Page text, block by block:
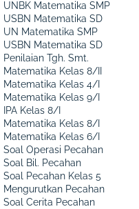
UNBK Matematika SMP
USBN Matematika SD
UN Matematika SMP
USBN Matematika SD
Penilaian Tgh. Smt.
Matematika Kelas 8/II
Matematika Kelas 4/I
Matematika Kelas 9/I
IPA Kelas 8/I
Matematika Kelas 8/I
Matematika Kelas 6/I
Soal Operasi Pecahan
Soal Bil. Pecahan
Soal Pecahan Kelas 5
Mengurutkan Pecahan
Soal Cerita Pecahan